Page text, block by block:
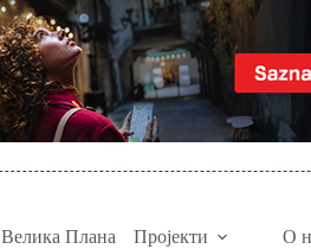
Велика Плана Пројекти О